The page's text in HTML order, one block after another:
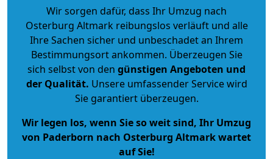
Wir sorgen dafür, dass Ihr Umzug nach
Osterburg Altmark reibungslos verläuft und alle
Ihre Sachen sicher und unbeschadet an Ihrem
Bestimmungsort ankommen. Überzeugen Sie
sich selbst von den günstigen Angeboten und
der Qualität. Unsere umfassender Service wird
Sie garantiert überzeugen.
Wir legen los, wenn Sie so weit sind, Ihr Umzug
von Paderborn nach Osterburg Altmark wartet
auf Sie!